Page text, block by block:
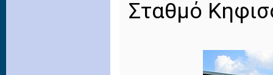
Σταθμό